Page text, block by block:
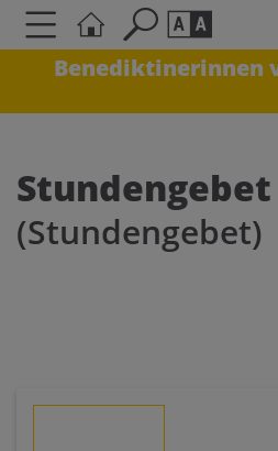
Benediktinerinnen
Schriftgröße
A AA
Stundengebet
(Stundengebet)